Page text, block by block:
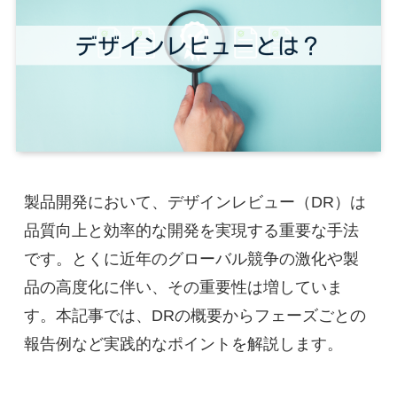
製品開発において、デザインレビュー（DR）は
品質向上と効率的な開発を実現する重要な手法
です。とくに近年のグローバル競争の激化や製
品の高度化に伴い、その重要性は増していま
す。本記事では、DRの概要からフェーズごとの
報告例など実践的なポイントを解説します。